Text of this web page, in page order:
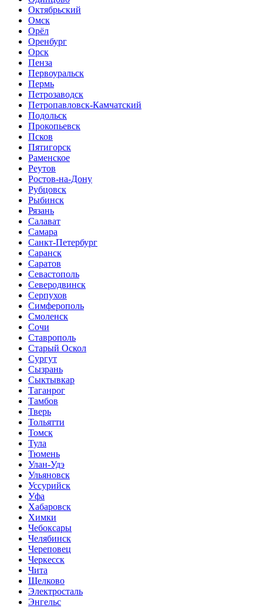
Октябрьский
Омск
Орёл
Оренбург
Орск
Пенза
Первоуральск
Пермь
Петрозаводск
Петропавловск-Камчатский
Подольск
Прокопьевск
Псков
Пятигорск
Раменское
Реутов
Ростов-на-Дону
Рубцовск
Рыбинск
Рязань
Салават
Самара
Санкт-Петербург
Саранск
Саратов
Севастополь
Северодвинск
Серпухов
Симферополь
Смоленск
Сочи
Ставрополь
Старый Оскол
Сургут
Сызрань
Сыктывкар
Таганрог
Тамбов
Тверь
Тольятти
Томск
Тула
Тюмень
Улан-Удэ
Ульяновск
Уссурийск
Уфа
Хабаровск
Химки
Чебоксары
Челябинск
Череповец
Черкесск
Чита
Щелково
Электросталь
Энгельс